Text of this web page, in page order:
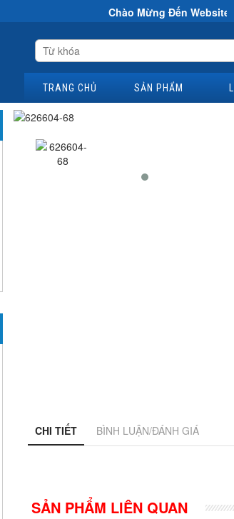
Chào Mừng Đến Website Đại Hùng Co
TRANG CHỦ SẢN PHẨM
CHI TIẾT BÌNH LUẬN/ĐÁNH GIÁ
SẢN PHẨM LIÊN QUAN